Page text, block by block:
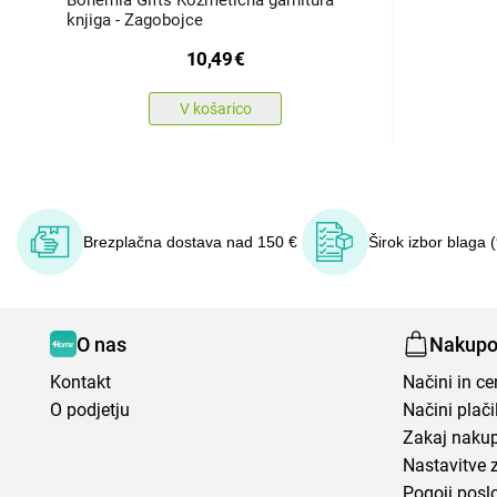
knjiga - Zagobojce
10,49€
V košarico
Brezplačna dostava nad 150 € Širok izbor blaga
O nas
Kontakt
O podjetju
Načini in
Načini
Zakaj
Nastavitve